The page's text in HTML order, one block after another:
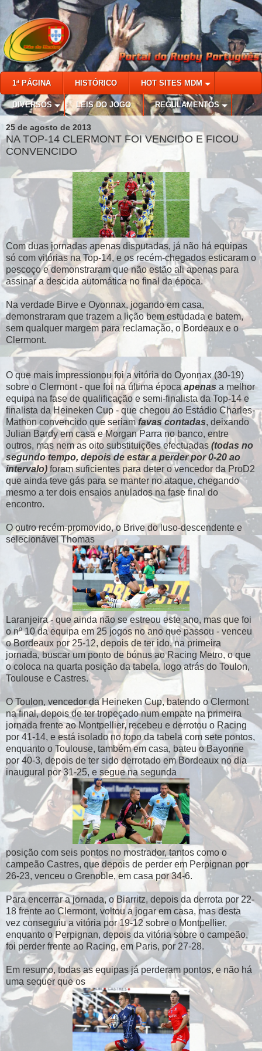
1ª PÁGINA HISTÓRICO HOT SITES MDM
DIVERSOS LEIS DO JOGO REGULAMENTOS
25 de agosto de 2013
NA TOP-14 CLERMONT FOI VENCIDO E FICOU
CONVENCIDO
Com duas jornadas apenas disputadas, já não há equipas
só com vitórias na Top-14, e os recém-chegados esticaram o
pescoço e demonstraram que não estão ali apenas para
assinar a descida automática no final da época.
Na verdade Birve e Oyonnax, jogando em casa,
demonstraram que trazem a lição bem estudada e batem,
sem qualquer margem para reclamação, o Bordeaux e o
Clermont.
O que mais impressionou foi a vitória do Oyonnax (30-19)
sobre o Clermont - que foi na última época apenas a melhor
equipa na fase de qualificação e semi-finalista da Top-14 e
finalista da Heineken Cup - que chegou ao Estádio Charles-
Mathon convencido que seriamfavas contadas, deixando
Julian Bardy em casa e Morgan Parra no banco, entre
outros, mas nem as oito substituições efectuadas (todas no
segundo tempo, depois de estar a perder por 0-20 ao
intervalo) foram suficientes para deter o vencedor da ProD2
que ainda teve gás para se manter no ataque, chegando
mesmo a ter dois ensaios anulados na fase final do
encontro.
O outro recém-promovido, o Brive do luso-descendente e
selecionável Thomas
Laranjeira - que ainda não se estreou este ano, mas que foi
o nº 10 da equipa em 25 jogos no ano que passou - venceu
o Bordeaux por 25-12, depois de ter ido, na primeira
jornada, buscar um ponto de bónus ao Racing Metro, o que
o coloca na quarta posição da tabela, logo atrás do Toulon,
Toulouse e Castres.
O Toulon, vencedor da Heineken Cup, batendo o Clermont
na final, depois de ter tropeçado num empate na primeira
jornada frente ao Montpellier, recebeu e derrotou o Racing
por 41-14, e está isolado no topo da tabela com sete pontos,
enquanto o Toulouse, também em casa, bateu o Bayonne
por 40-3, depois de ter sido derrotado em Bordeaux no dia
inaugural por 31-25, e segue na segunda
posição com seis pontos no mostrador, tantos como o
campeão Castres, que depois de perder em Perpignan por
26-23, venceu o Grenoble, em casa por 34-6.
Para encerrar a jornada, o Biarritz, depois da derrota por 22-
18 frente ao Clermont, voltou a jogar em casa, mas desta
vez conseguiu a vitória por 19-12 sobre o Montpellier,
enquanto o Perpignan, depois da vitória sobre o campeão,
foi perder frente ao Racing, em Paris, por 27-28.
Em resumo, todas as equipas já perderam pontos, e não há
uma sequer que os